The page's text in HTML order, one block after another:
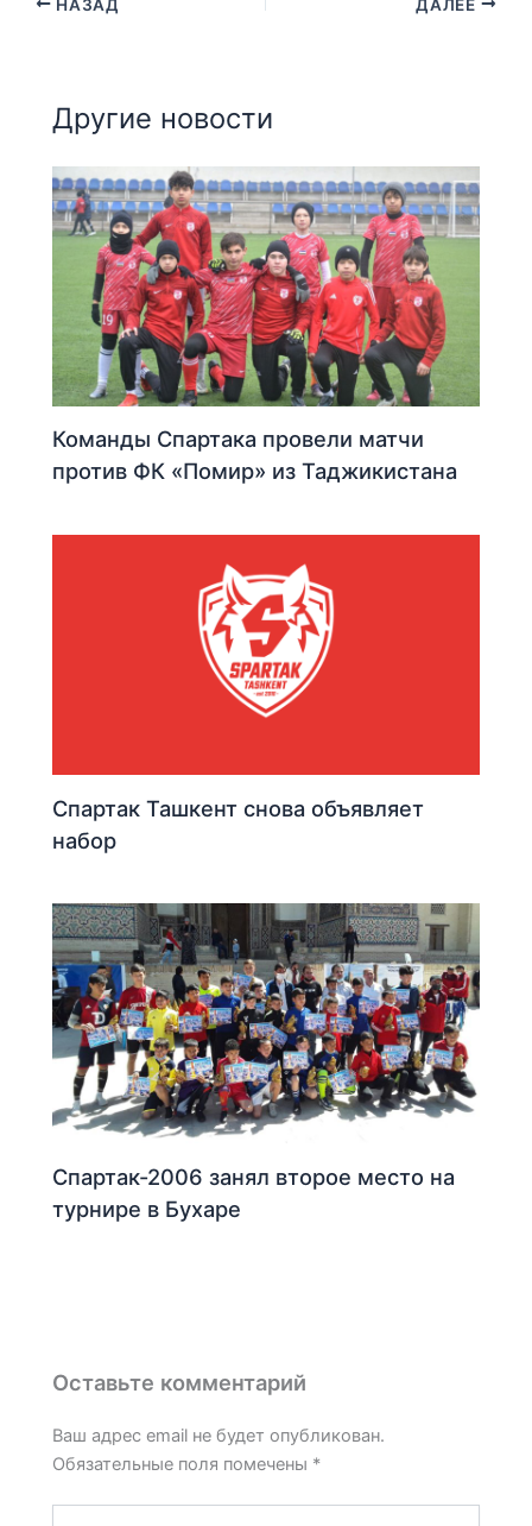
Другие новости
Команды Спартака провели матчи
против ФК «Помир» из Таджикистана
Спартак Ташкент снова объявляет
набор
Спартак-2006 занял второе место на
турнире в Бухаре
Оставьте комментарий
Ваш адрес email не будет опубликован.
Обязательные поля помечены *